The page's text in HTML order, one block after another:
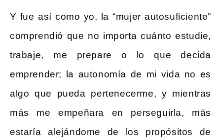
Y fue así como yo, la “mujer autosuficiente”
comprendió que no importa cuánto estudie,
trabaje, me prepare o lo que decida
emprender; la autonomía de mi vida no es
algo que pueda pertenecerme, y mientras
más me empeñara en perseguirla, más
estaría alejándome de los propósitos de